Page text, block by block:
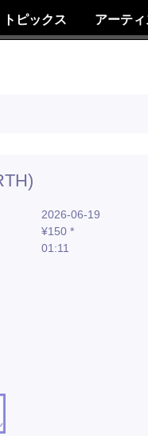
トピックス アーティ
2026-06-19
¥150 *
01:11